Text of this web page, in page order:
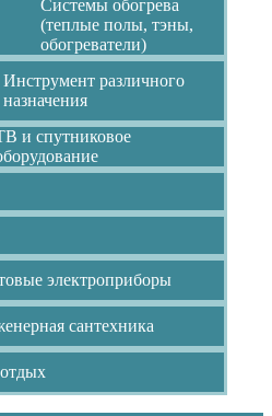
Системы обогрева
(теплые полы, тэны,
обогреватели)
Инструмент различного
назначения
и спутниковое
электроприборы
сантехника